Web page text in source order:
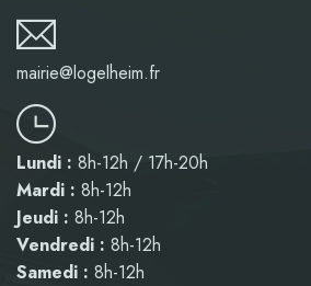
mairie@logelheim.fr
Lundi : 8h-12h / 17h-20h
Mardi : 8h-12h
Jeudi : 8h-12h
Vendredi : 8h-12h
Samedi : 8h-12h